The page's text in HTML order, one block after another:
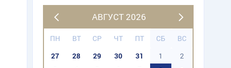
АВГУСТ 2026
ПН ВТ СР ЧТ ПТ СБ
ВС
27
28 29 30 31 1
2